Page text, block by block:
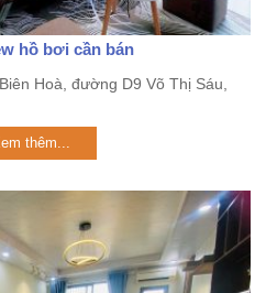
hồ bơi cần bán
Hoà, đường D9 Võ Thị Sáu,
thêm...